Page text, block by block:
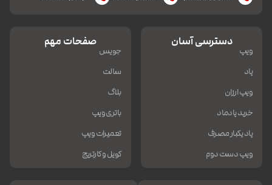
دسترسی آسان
ویپ
پاد
ویپ ارزان
خرید پادماد
پاد یکبار مصرف
ویپ دست دوم
صفحات مهم
جویس
سالت
بلاگ
باتری ویپ
تعمیرات ویپ
کویل و کارتریج